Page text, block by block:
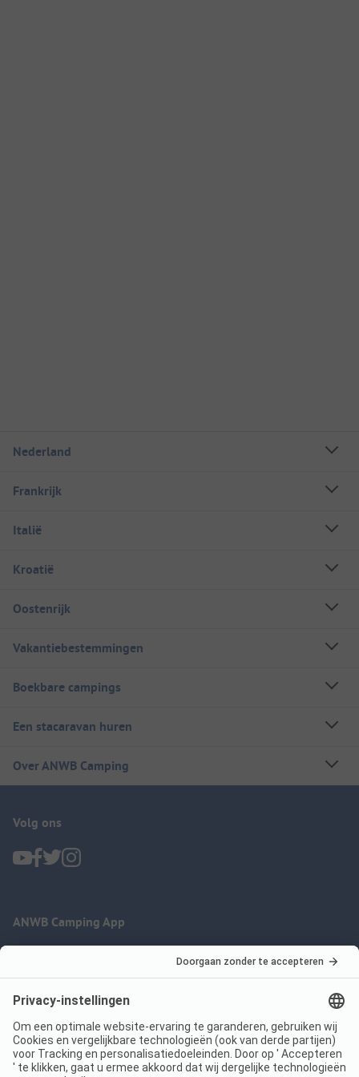
Nederland
Frankrijk
Italië
Kroatië
Oostenrijk
Vakantiebestemmingen
Boekbare campings
Een stacaravan huren
Over ANWB Camping
Volg ons
ANWB Camping App
Imprint
Jouw privacy
Voorwaarden